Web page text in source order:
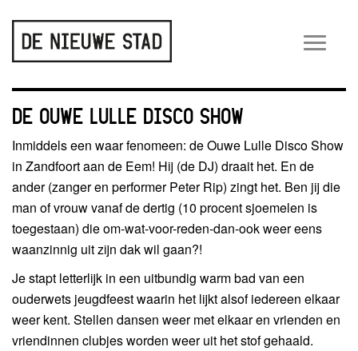
DE OUWE LULLE DISCO SHOW
Inmiddels een waar fenomeen: de Ouwe Lulle Disco Show
in Zandfoort aan de Eem! Hij (de DJ) draait het. En de
ander (zanger en performer Peter Rip) zingt het. Ben jij die
man of vrouw vanaf de dertig (10 procent sjoemelen is
toegestaan) die om-wat-voor-reden-dan-ook weer eens
waanzinnig uit zijn dak wil gaan?!
Je stapt letterlijk in een uitbundig warm bad van een
ouderwets jeugdfeest waarin het lijkt alsof iedereen elkaar
weer kent. Stellen dansen weer met elkaar en vrienden en
vriendinnen clubjes worden weer uit het stof gehaald.